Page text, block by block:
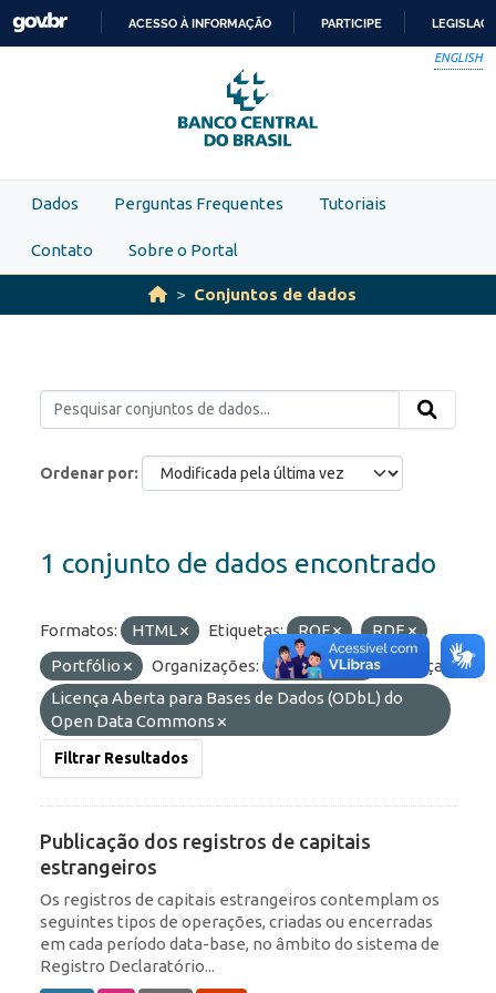
Skip to main content
PARA
O
CONTEÚDO
ACESSO À INFORMAÇÃO PARTICIPE
ENGLISH
Dados Perguntas Frequentes Tutoriais
Contato Sobre o Portal
Conjuntos de dados
Ordenar por
1 conjunto de dados encontrado
Formatos: HTML Etiquetas: ROF
RDE
Portfólio
Organizações: BCB/Dstat
Licenças:
Licença Aberta para Bases de Dados (ODbL) do
Open Data Commons
Filtrar Resultados
Publicação dos registros de capitais
estrangeiros
Os registros de capitais estrangeiros contemplam os
seguintes tipos de operações, criadas ou encerradas
em cada período data-base, no âmbito do sistema de
Registro Declaratório...